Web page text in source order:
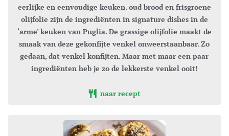
eerlijke en eenvoudige keuken. oud brood en frisgroene
olijfolie zijn de ingrediënten in signature dishes in de
‘arme’ keuken van Puglia. De grassige olijfolie maakt de
smaak van deze gekonfijte venkel onweerstaanbaar. Zo
gedaan, dat venkel konfijten. Maar met maar een paar
ingrediënten heb je zo de lekkerste venkel ooit!
naar recept